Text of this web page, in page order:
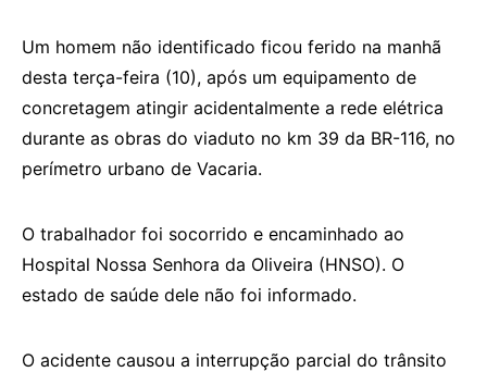
Um homem não identificado ficou ferido na manhã
desta terça-feira (10), após um equipamento de
concretagem atingir acidentalmente a rede elétrica
durante as obras do viaduto no km 39 da BR-116, no
perímetro urbano de Vacaria.
O trabalhador foi socorrido e encaminhado ao
Hospital Nossa Senhora da Oliveira (HNSO). O
estado de saúde dele não foi informado.
O acidente causou a interrupção parcial do trânsito